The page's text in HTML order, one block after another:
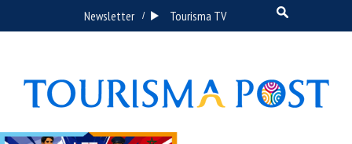
Newsletter / Tourisma TV